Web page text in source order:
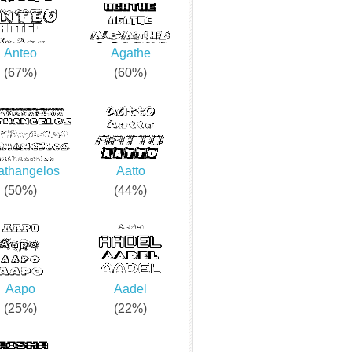
Anteo
(67%)
Agathe
(60%)
(50%)
Aatto
(44%)
Aapo
(25%)
Aadel
(22%)